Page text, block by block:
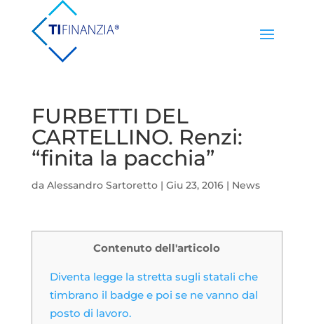
FURBETTI DEL
CARTELLINO. Renzi:
“finita la pacchia”
da Alessandro Sartoretto| Giu 23, 2016| News
Contenuto dell'articolo
Diventa legge la stretta sugli statali che
timbrano il badge e poi se ne vanno dal
posto di lavoro.